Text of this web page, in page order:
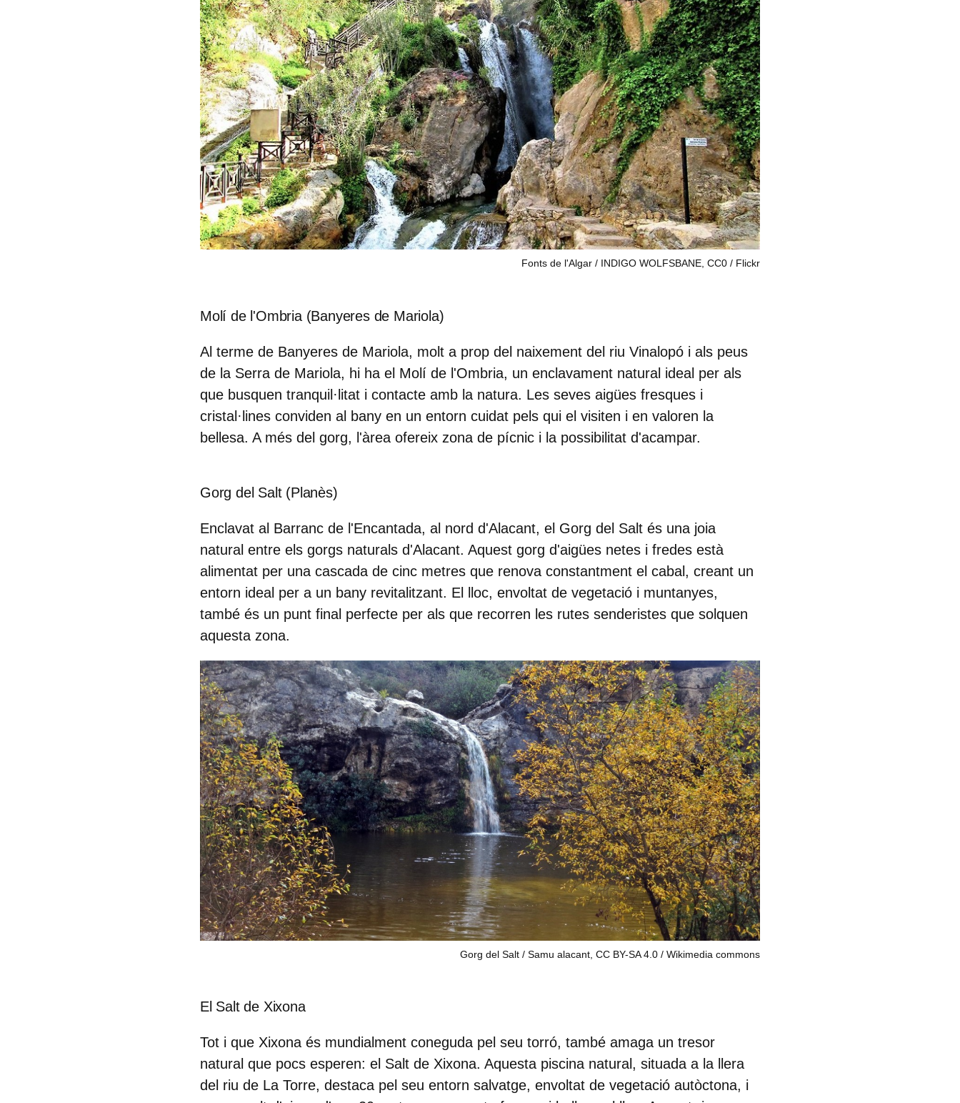
Fonts de l'Algar / INDIGO WOLFSBANE, CC0 Flickr
Molí de l'Ombria (Banyeres de Mariola)
Al terme de Banyeres de Mariola, molt a prop del naixement del riu Vinalopó i als peus
de la Serra de Mariola, hi ha el Molí de l'Ombria, un enclavament natural ideal per als
que busquen tranquil·litat i contacte amb la natura. Les seves aigües fresques i
cristal·lines conviden al bany en un entorn cuidat pels qui el visiten i en valoren la
bellesa. A més del gorg, l'àrea ofereix zona de pícnic i la possibilitat d'acampar.
Gorg del Salt (Planès)
Enclavat al Barranc de l'Encantada, al nord d'Alacant, el Gorg del Salt és una joia
natural entre els gorgs naturals d'Alacant. Aquest gorg d'aigües netes i fredes està
alimentat per una cascada de cinc metres que renova constantment el cabal, creant un
entorn ideal per a un bany revitalitzant. El lloc, envoltat de vegetació i muntanyes,
també és un punt final perfecte per als que recorren les rutes senderistes que solquen
aquesta zona.
Gorg del Salt / Samu alacant, CC BY-SA 4.0 Wikimedia commons
El Salt de Xixona
Tot i que Xixona és mundialment coneguda pel seu torró, també amaga un tresor
natural que pocs esperen: el Salt de Xixona. Aquesta piscina natural, situada a la llera
del riu de La Torre, destaca pel seu entorn salvatge, envoltat de vegetació autòctona, i